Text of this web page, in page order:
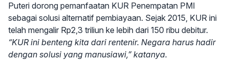
Puteri dorong pemanfaatan KUR Penempatan PMI
sebagai solusi alternatif pembiayaan. Sejak 2015, KUR ini
telah mengalir Rp2,3 triliun ke lebih dari 150 ribu debitur.
“KUR ini benteng kita dari rentenir. Negara harus hadir
dengan solusi yang manusiawi,” katanya.